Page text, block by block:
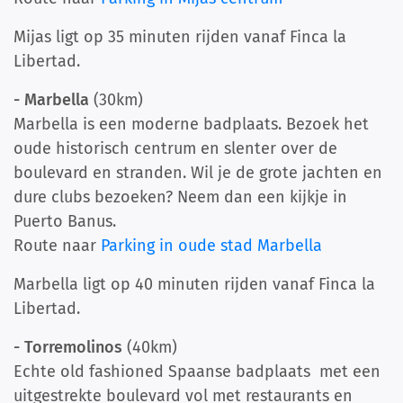
Mijas ligt op 35 minuten rijden vanaf Finca la
Libertad.
- Marbella (30km)
Marbella is een moderne badplaats. Bezoek het
oude historisch centrum en slenter over de
boulevard en stranden. Wil je de grote jachten en
dure clubs bezoeken? Neem dan een kijkje in
Puerto Banus.
Route naar Parking in oude stad Marbella
Marbella ligt op 40 minuten rijden vanaf Finca la
Libertad.
- Torremolinos (40km)
Echte old fashioned Spaanse badplaats met een
uitgestrekte boulevard vol met restaurants en